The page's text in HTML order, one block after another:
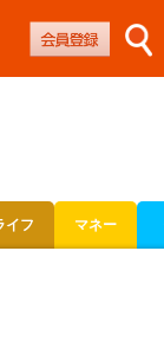
イフ マネー